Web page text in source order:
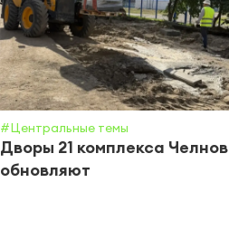
#Центральные темы
Дворы 21 комплекса Челнов
обновляют